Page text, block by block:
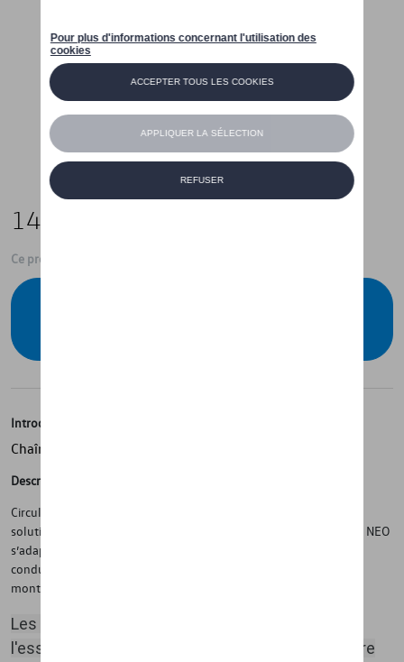
145,01 €
Ce produit n'est actuellement pas de stock
Introduction
Chaîne à neige NEO 13mm 4X4, SUV
Description
Circuler sur neige ou verglas avec un fourgon ou SUV exige une
solution spécifique offrant sécurité totale. La chaîne de neige 4x4 NEO
s’adapte aux particularités de ce type de véhicules et garantit une
conduite efficace tout en apportant résistance, durabilité et un
montage facile.
Les chaînes à neige doivent être montées sur
l'essieu moteur.
Le manuel du propriétaire de votre